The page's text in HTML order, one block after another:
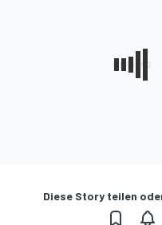
Diese Story teilen